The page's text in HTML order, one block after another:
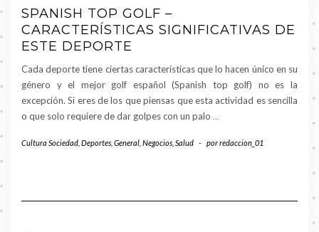
SPANISH TOP GOLF –
CARACTERÍSTICAS SIGNIFICATIVAS DE
ESTE DEPORTE
Cada deporte tiene ciertas características que lo hacen único en su
género y el mejor golf español (Spanish top golf) no es la
excepción. Si eres de los que piensas que esta actividad es sencilla
o que solo requiere de dar golpes con un palo …
Cultura Sociedad Deportes General Negocios Salud - porredaccion_01